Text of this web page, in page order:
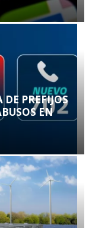
PREFIJOS
EN